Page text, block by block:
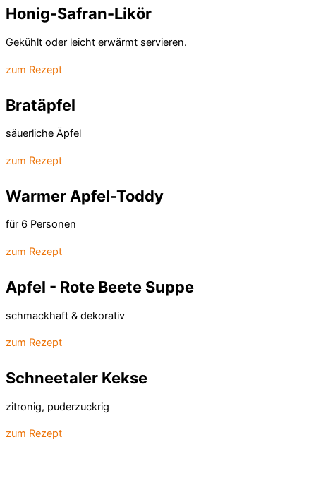
Honig-Safran-Likör
Gekühlt oder leicht erwärmt servieren.
zum Rezept
Bratäpfel
säuerliche Äpfel
zum Rezept
Warmer Apfel-Toddy
für 6 Personen
zum Rezept
Apfel - Rote Beete Suppe
schmackhaft & dekorativ
zum Rezept
Schneetaler Kekse
zitronig, puderzuckrig
zum Rezept